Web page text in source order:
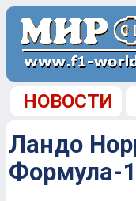
НОВОСТИ
Ландо
Формула-